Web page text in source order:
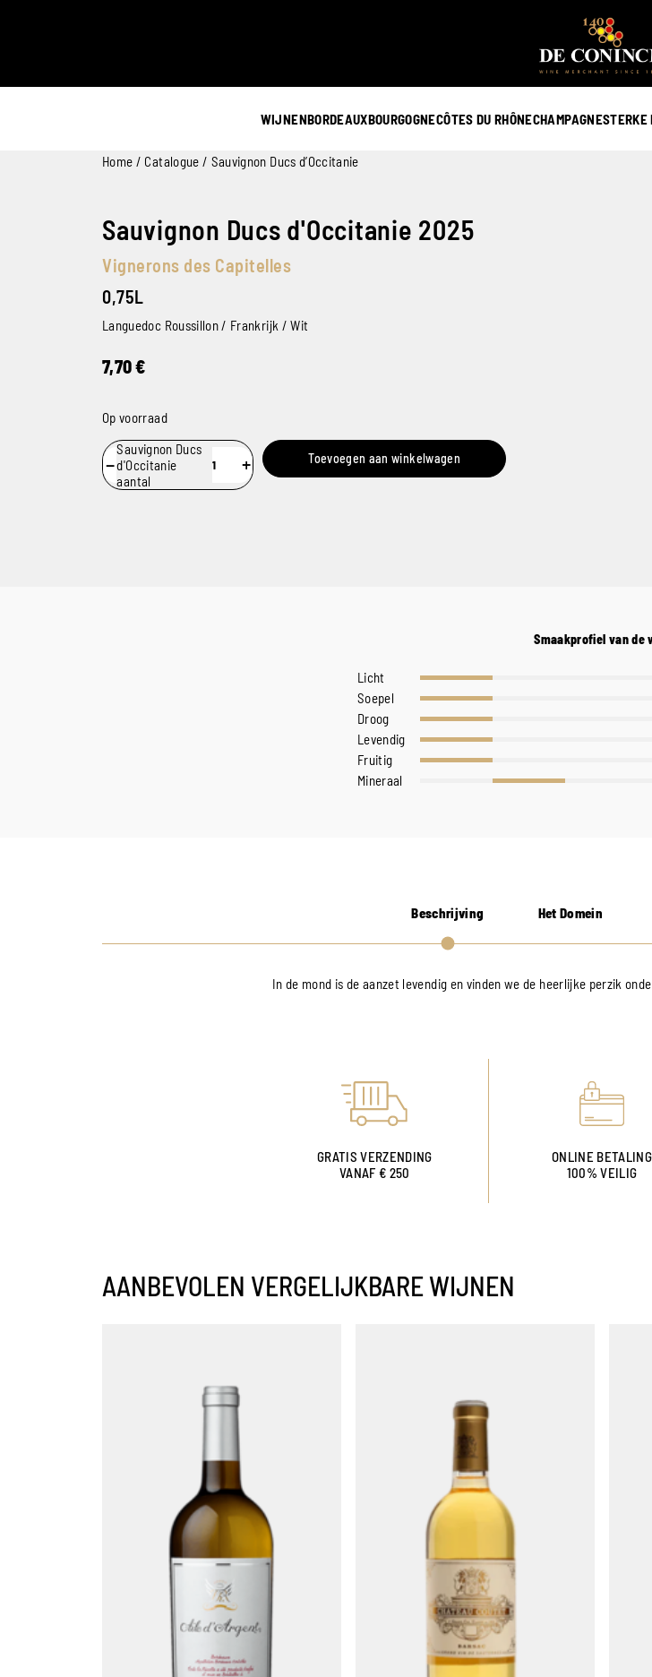
WIJNENBORDEAUXBOURGOGNECÔTES DU RHÔNECHAMPAGNESTERKE
Home / Catalogue / Sauvignon Ducs d’Occitanie
Sauvignon Ducs d'Occitanie 2025
Vignerons des Capitelles
0,75L
Languedoc Roussillon / Frankrijk / Wit
7,70€
Op voorraad
−
Sauvignon Ducs
d'Occitanie
aantal
+ Toevoegen aan winkelwagen
Smaakprofiel van de
Licht
Soepel
Droog
Levendig
Fruitig
Mineraal
Beschrijving Het Domein
In de mond is de aanzet levendig en vinden we de heerlijke perzik
GRATIS VERZENDING
VANAF € 250
ONLINE BETALING
100% VEILIG
AANBEVOLEN VERGELIJKBARE WIJNEN